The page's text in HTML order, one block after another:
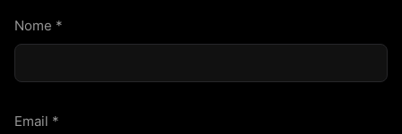
Nome *
Email *